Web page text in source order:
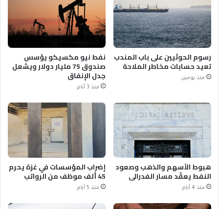
رسوم الحوثيين على باب المندب
تعيد حسابات مخاطر الملاحة
منذ يومين
نفط نيو مكسيكو يؤسس
صندوق 75 مليار دولار ويشعل
جدل الإنفاق
منذ 3 أيام
هبوط الأسهم والذهب وصعود
النفط يعقّد مسار الفدرالي
منذ 4 أيام
إضراب المؤسسات في غزة يحرم
45 ألف موظف من الرواتب
منذ 5 أيام